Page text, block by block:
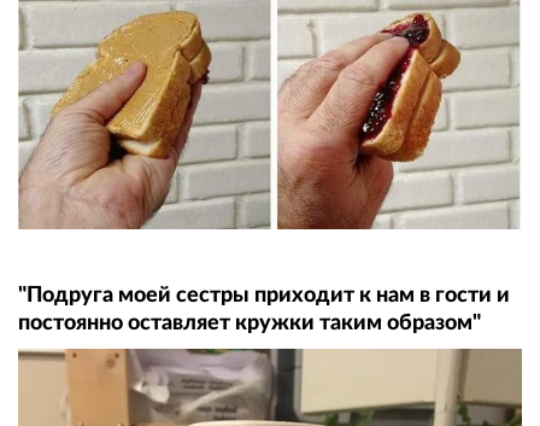
"Подруга моей сестры приходит к нам в гости и
постоянно оставляет кружки таким образом"